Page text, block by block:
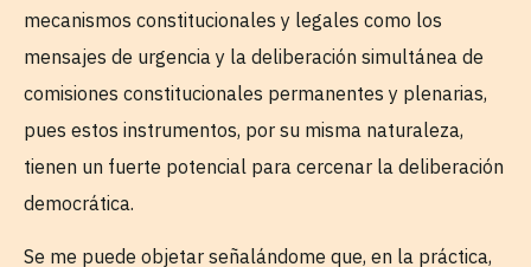
mecanismos constitucionales y legales como los
mensajes de urgencia y la deliberación simultánea de
comisiones constitucionales permanentes y plenarias,
pues estos instrumentos, por su misma naturaleza,
tienen un fuerte potencial para cercenar la deliberación
democrática.
Se me puede objetar señalándome que, en la práctica,